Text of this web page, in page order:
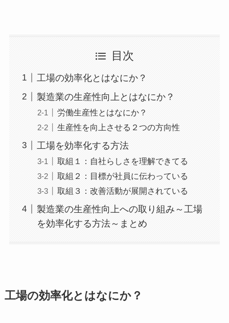
目次
工場の効率化とはなにか？
製造業の生産性向上とはなにか？
労働生産性とはなにか？
生産性を向上させる２つの方向性
工場を効率化する方法
取組１：自社らしさを理解できてる
取組２：目標が社員に伝わっている
取組３：改善活動が展開されている
製造業の生産性向上への取り組み～工場
を効率化する方法～まとめ
工場の効率化とはなにか？